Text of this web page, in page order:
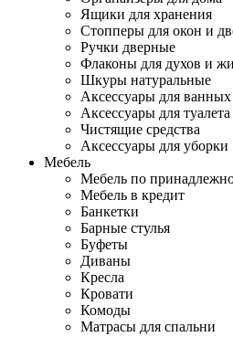
Ящики для хранения
Стопперы для окон и
Ручки дверные
Флаконы для духов и
Шкуры натуральные
Аксессуары для
Аксессуары для туалета
Чистящие средства
Аксессуары для уборки
Мебель
Мебель по
Мебель в кредит
Банкетки
Барные стулья
Буфеты
Диваны
Кресла
Кровати
Комоды
Матрасы для спальни